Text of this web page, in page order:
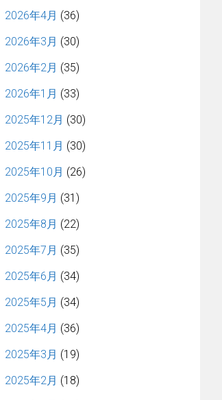
2026年4月 (36)
2026年3月 (30)
2026年2月 (35)
2026年1月 (33)
2025年12月 (30)
2025年11月 (30)
2025年10月 (26)
2025年9月 (31)
2025年8月 (22)
2025年7月 (35)
2025年6月 (34)
2025年5月 (34)
2025年4月 (36)
2025年3月 (19)
2025年2月 (18)